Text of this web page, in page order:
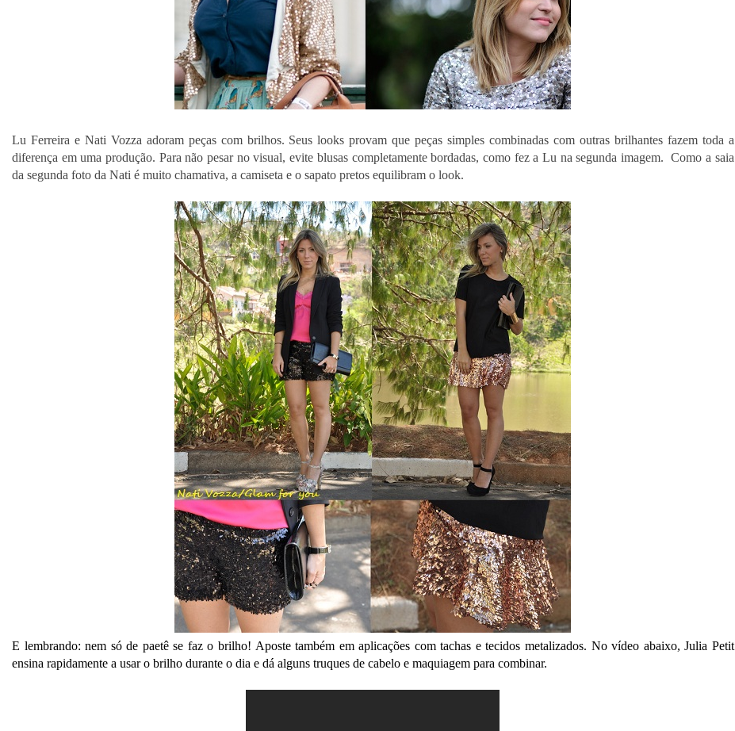
Lu Ferreira e Nati Vozza adoram peças com brilhos. Seus looks provam que peças simples combinadas com outras brilhantes fazem toda a
diferença em uma produção. Para não pesar no visual, evite blusas completamente bordadas, como fez a Lu na segunda imagem. Como a saia
da segunda foto da Nati é muito chamativa, a camiseta e o sapato pretos equilibram o look.
E lembrando: nem só de paetê se faz o brilho! Aposte também em aplicações com tachas e tecidos metalizados. No vídeo abaixo, Julia Petit
ensina rapidamente a usar o brilho durante o dia e dá alguns truques de cabelo e maquiagem para combinar.